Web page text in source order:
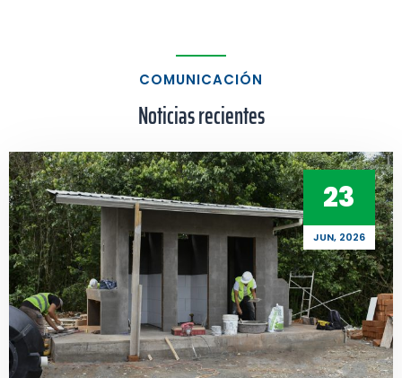
COMUNICACIÓN
Noticias recientes
23
JUN, 2026